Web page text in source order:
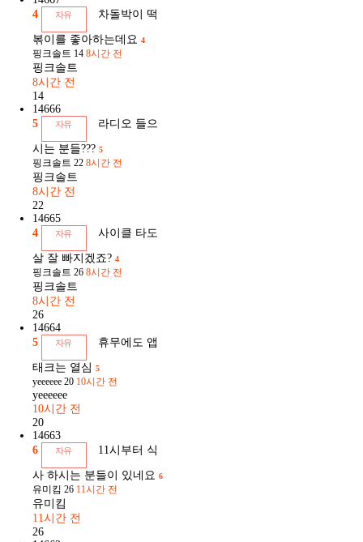
4
자유 차돌박이 떡
볶이를 좋아하는데요 4
핑크솔트 14 8시간 전
핑크솔트
8시간 전
14
14666
5
자유 라디오 들으
시는 분들??? 5
핑크솔트 22 8시간 전
핑크솔트
8시간 전
22
14665
4
자유 사이클 타도
살 잘 빠지겠죠? 4
핑크솔트 26 8시간 전
핑크솔트
8시간 전
26
14664
5
자유 휴무에도 앱
태크는 열심 5
yeeeeee 20 10시간 전
yeeeeee
10시간 전
20
14663
6
자유 11시부터 식
사 하시는 분들이 있네요 6
유미킴 26 11시간 전
유미킴
11시간 전
26